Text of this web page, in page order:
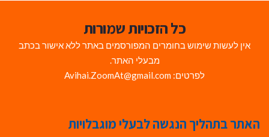
כל הזכויות שמורות
אין לעשות שימוש בחומרים המפורסמים באתר ללא אישור בכתב
מבעלי האתר.
לפרטים: Avihai.ZoomAt@gmail.com
האתר בתהליך הנגשה לבעלי מוגבלויות